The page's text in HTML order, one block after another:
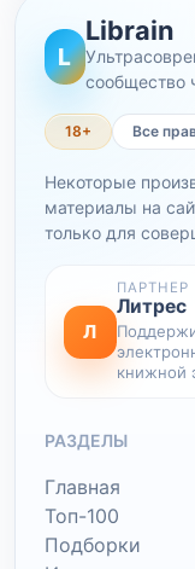
L
Librain
сообщество
18+ Все
Некоторые
материалы на
только для
Л
ПАРТНЕР
Литрес
книжной
РАЗДЕЛЫ
Главная
Топ-100
Подборки